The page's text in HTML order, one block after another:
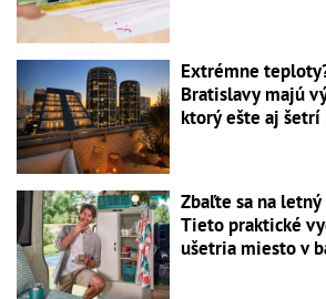
Extrémne
Bratislavy majú
ktorý ešte aj šetrí
Zbaľte sa na
Tieto praktické
ušetria miesto v